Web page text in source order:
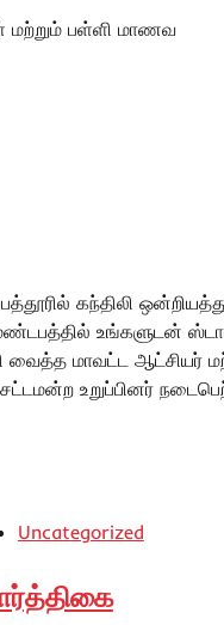
மற்றும் பள்ளி மாணவ
கந்திலி
உங்களுடன்
வைத்த மாவட்ட ஆட்சியர்
சட்டமன்ற உறுப்பினர்
Uncategorized